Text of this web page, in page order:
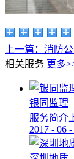
上一篇： 消防公
相关服务 更多
银同监理
服务简介
2017 - 06 -